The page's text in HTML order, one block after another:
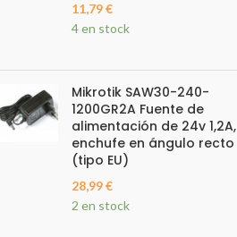
11,79€
4 en stock
Mikrotik SAW30-240-
1200GR2A Fuente de
alimentación de 24v 1,2A,
enchufe en ángulo recto
(tipo EU)
28,99€
2 en stock